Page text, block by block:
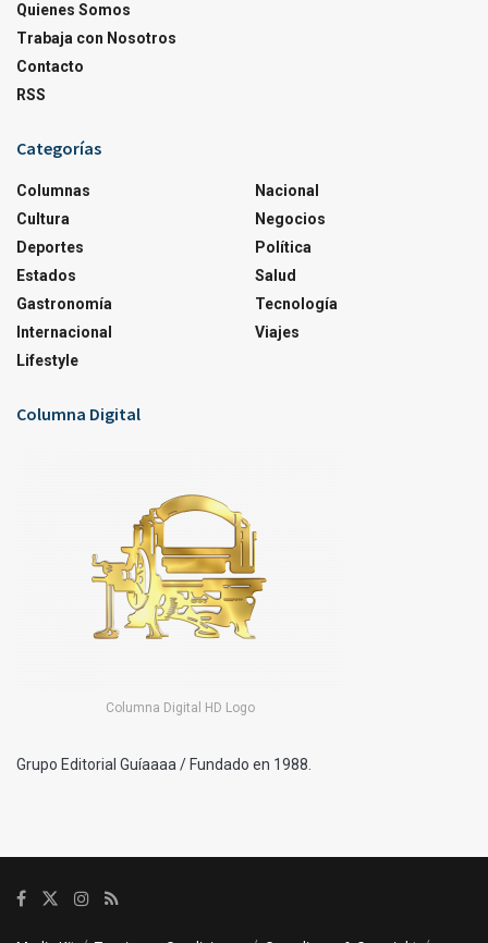
Quienes Somos
Trabaja con Nosotros
Contacto
RSS
Categorías
Columnas
Cultura
Deportes
Estados
Gastronomía
Internacional
Lifestyle
Nacional
Negocios
Política
Salud
Tecnología
Viajes
Columna Digital
Columna Digital HD Logo
Grupo Editorial Guíaaaa / Fundado en 1988.